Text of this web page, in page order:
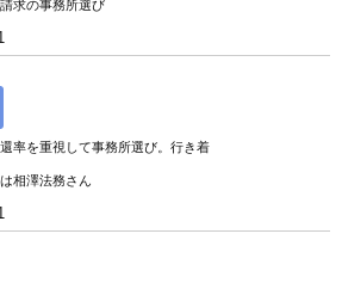
求の事務所選び
率を重視して事務所選び。行き着
相澤法務さん